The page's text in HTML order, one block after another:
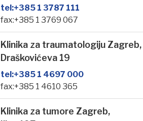
tel:+385 1 3787 111
fax:+385 1 3769 067
Klinika za traumatologiju Zagreb,
Draškovićeva 19
tel:+385 1 4697 000
fax:+385 1 4610 365
Klinika za tumore Zagreb,